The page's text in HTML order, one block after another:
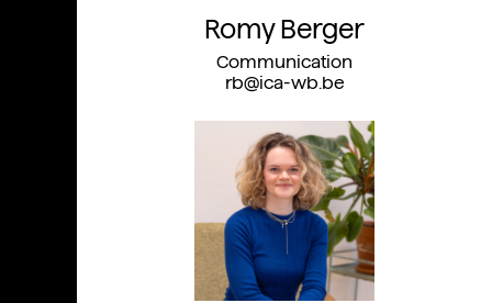
Romy Berger
Communication
rb@ica-wb.be